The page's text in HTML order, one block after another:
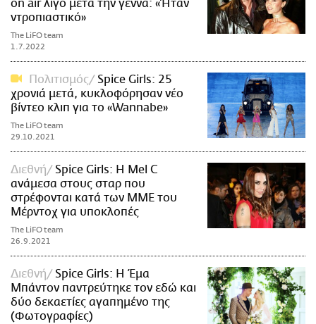
on air λίγο μετά την γέννα: «Ήταν
ντροπιαστικό»
The LiFO team
1.7.2022
Πολιτισμός
Spice Girls: 25
χρονιά μετά, κυκλοφόρησαν νέο
βίντεο κλιπ για το «Wannabe»
The LiFO team
29.10.2021
Διεθνή
Spice Girls: Η Mel C
ανάμεσα στους σταρ που
στρέφονται κατά των ΜΜΕ του
Μέρντοχ για υποκλοπές
The LiFO team
26.9.2021
Διεθνή
Spice Girls: Η Έμα
Μπάντον παντρεύτηκε τον εδώ και
δύο δεκαετίες αγαπημένο της
(Φωτογραφίες)